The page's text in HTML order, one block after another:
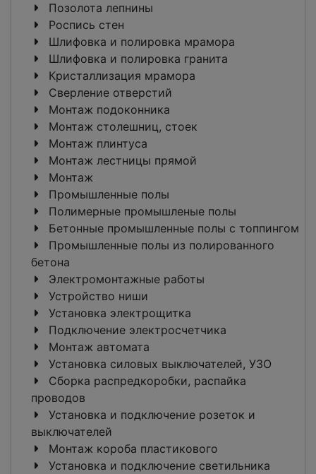
Позолота лепнины
Роспись стен
Шлифовка и полировка мрамора
Шлифовка и полировка гранита
Кристаллизация мрамора
Сверление отверстий
Монтаж подоконника
Монтаж столешниц, стоек
Монтаж плинтуса
Монтаж лестницы прямой
Монтаж
Промышленные полы
Полимерные промышленые полы
Бетонные промышленные полы с топпингом
Промышленные полы из полированного
бетона
Электромонтажные работы
Устройство ниши
Установка электрощитка
Подключение электросчетчика
Монтаж автомата
Установка силовых выключателей, УЗО
Сборка распредкоробки, распайка
проводов
Установка и подключение розеток и
выключателей
Монтаж короба пластикового
Установка и подключение светильника